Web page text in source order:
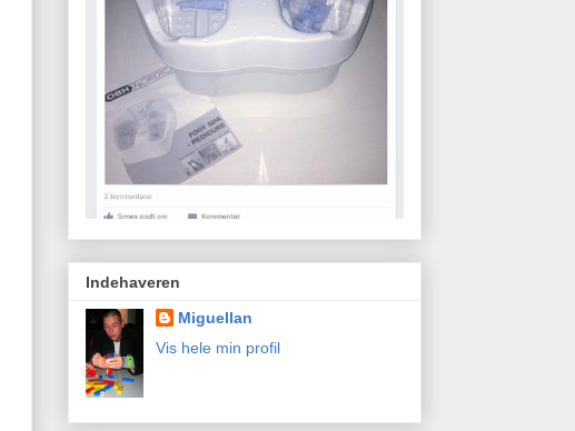
Indehaveren
Miguellan
Vis hele min profil